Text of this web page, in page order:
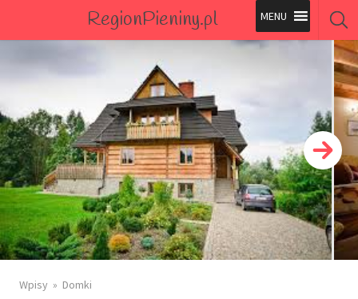
RegionPieniny.pl
Wszystkie Obiekty
Wszystkie Obiekty
Wpisy Domki